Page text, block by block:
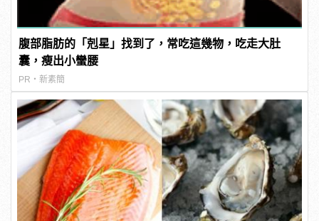
腹部脂肪的「剋星」找到了，常吃這幾物，吃走大肚
囊，瘦出小蠻腰
PR・新素簡